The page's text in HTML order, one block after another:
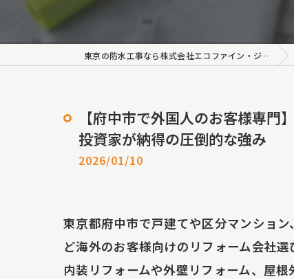
ロ
雨
シ
雨
東京の防水工事なら株式会社エコファイン・ジャパン
【府中市で外国人のお客様専
投資家が納得の圧倒的な強み
2026/01/10
東京都府中市で戸建てや区分マンショ
ど海外のお客様向けのリフォーム会社
内装リフォームや外壁リフォーム、屋